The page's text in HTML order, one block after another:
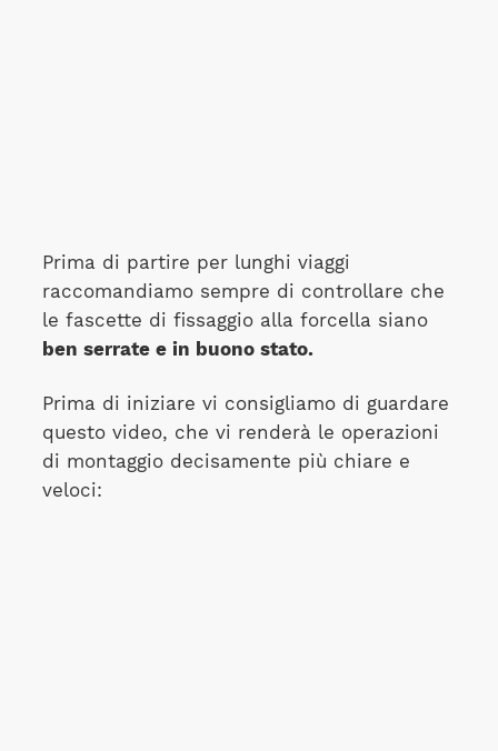
Prima di partire per lunghi viaggi
raccomandiamo sempre di controllare che
le fascette di fissaggio alla forcella siano
ben serrate e in buono stato.
Prima di iniziare vi consigliamo di guardare
questo video, che vi renderà le operazioni
di montaggio decisamente più chiare e
veloci: